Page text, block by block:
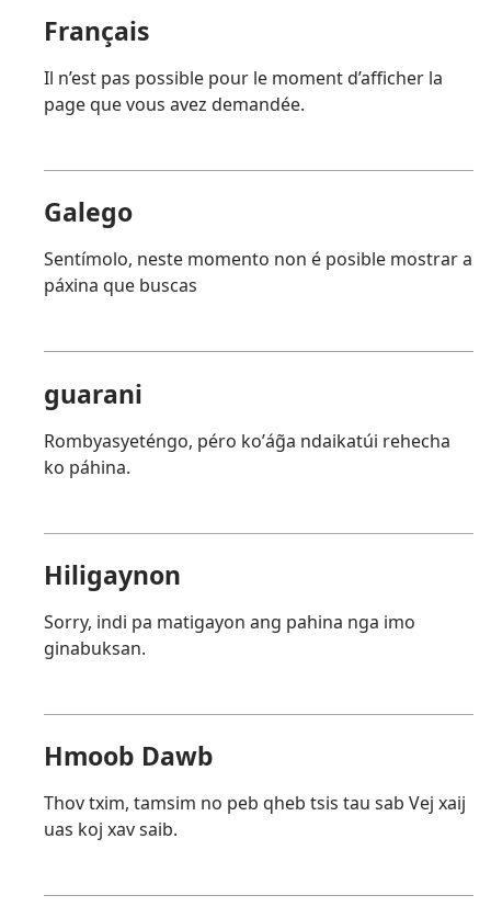
Français
Il n’est pas possible pour le moment d’afficher la
page que vous avez demandée.
Galego
Sentímolo, neste momento non é posible mostrar a
páxina que buscas
guarani
Rombyasyeténgo, péro koʼág̃a ndaikatúi rehecha
ko páhina.
Hiligaynon
Sorry, indi pa matigayon ang pahina nga imo
ginabuksan.
Hmoob Dawb
Thov txim, tamsim no peb qheb tsis tau sab Vej xaij
uas koj xav saib.